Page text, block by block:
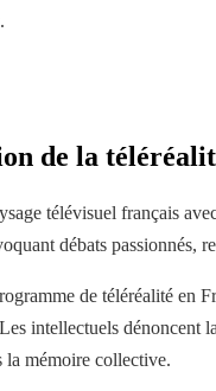
de la
télévisuel français
débats
de téléréalité en
intellectuels
la mémoire collective.